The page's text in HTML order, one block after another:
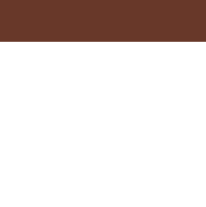
contenu